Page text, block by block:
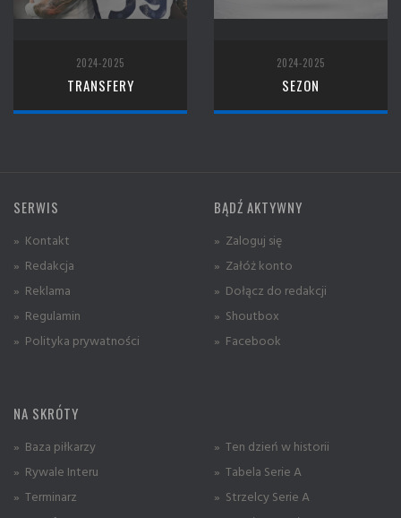
2024-2025
TRANSFERY
2024-2025
SEZON
SERWIS
» Kontakt
» Redakcja
» Reklama
» Regulamin
» Polityka prywatności
BĄDŹ AKTYWNY
» Zaloguj się
» Załóż konto
» Dołącz do redakcji
» Shoutbox
» Facebook
NA SKRÓTY
» Baza piłkarzy
» Rywale Interu
» Terminarz
» Ten dzień w historii
» Tabela Serie A
» Strzelcy Serie A